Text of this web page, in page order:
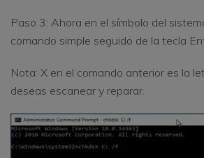
Paso 3: Ahora en el símbolo del
comando simple seguido de la tecla
Nota: X en el comando anterior es la
deseas escanear y reparar.